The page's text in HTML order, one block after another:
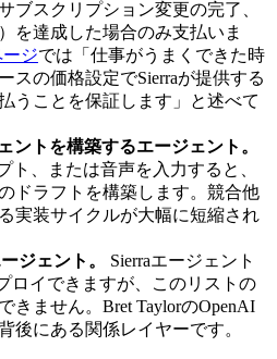
ブスクリプション変更の完了、
を達成した場合のみ支払いま
ージでは「仕事がうまくできた時
スの価格設定でSierraが提供する
うことを保証します」と述べて
ントを構築するエージェント。
ト、または音声を入力すると、
ドラフトを構築します。競合他
実装サイクルが大幅に短縮され
ジェント。
Sierraエージェント
ロイできますが、このリストの
きません。Bret TaylorのOpenAI
後にある関係レイヤーです。